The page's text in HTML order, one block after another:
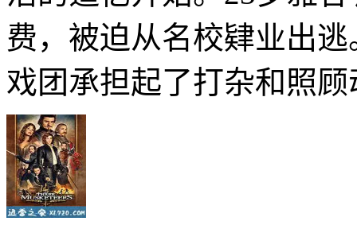
费，被迫从名校肄业出
戏团承担起了打杂和照